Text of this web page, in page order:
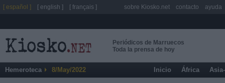
Periódicos de Marruecos
Toda la prensa de hoy
Hemeroteca 8/May/2022 Inicio África
[ español ] [ english ] [ français ] sobre Kiosko.net contacto ayuda